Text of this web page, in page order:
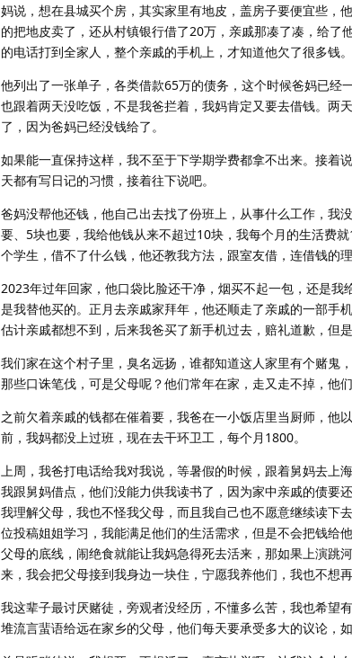
妈说，想在县城买个房，其实家里有地皮，盖房子要便宜些，
的把地皮卖了，还从村镇银行借了20万，亲戚那凑了凑，给
的电话打到全家人，整个亲戚的手机上，才知道他欠了很多钱。
他列出了一张单子，各类借款65万的债务，这个时候爸妈已
也跟着两天没吃饭，不是我爸拦着，我妈肯定又要去借钱。两
了，因为爸妈已经没钱给了。
如果能一直保持这样，我不至于下学期学费都拿不出来。接着
天都有写日记的习惯，接着往下说吧。
爸妈没帮他还钱，他自己出去找了份班上，从事什么工作，我
要、5块也要，我给他钱从来不超过10块，我每个月的生活费
个学生，借不了什么钱，他还教我方法，跟室友借，连借钱的
2023年过年回家，他口袋比脸还干净，烟买不起一包，还是
是我替他买的。正月去亲戚家拜年，他还顺走了亲戚的一部手
估计亲戚都想不到，后来我爸买了新手机过去，赔礼道歉，但
我们家在这个村子里，臭名远扬，谁都知道这人家里有个赌鬼
那些口诛笔伐，可是父母呢？他们常年在家，走又走不掉，他
之前欠着亲戚的钱都在催着要，我爸在一小饭店里当厨师，他
前，我妈都没上过班，现在去干环卫工，每个月1800。
上周，我爸打电话给我对我说，等暑假的时候，跟着舅妈去
我跟舅妈借点，他们没能力供我读书了，因为家中亲戚的债要
我理解父母，我也不怪我父母，而且我自己也不愿意继续读下
位投稿姐姐学习，我能满足他们的生活需求，但是不会把钱给
父母的底线，闹绝食就能让我妈急得死去活来，那如果上演跳
来，我会把父母接到我身边一块住，宁愿我养他们，我也不想再
我这辈子最讨厌赌徒，旁观者没经历，不懂多么苦，我也希望
堆流言蜚语给远在家乡的父母，他们每天要承受多大的议论，